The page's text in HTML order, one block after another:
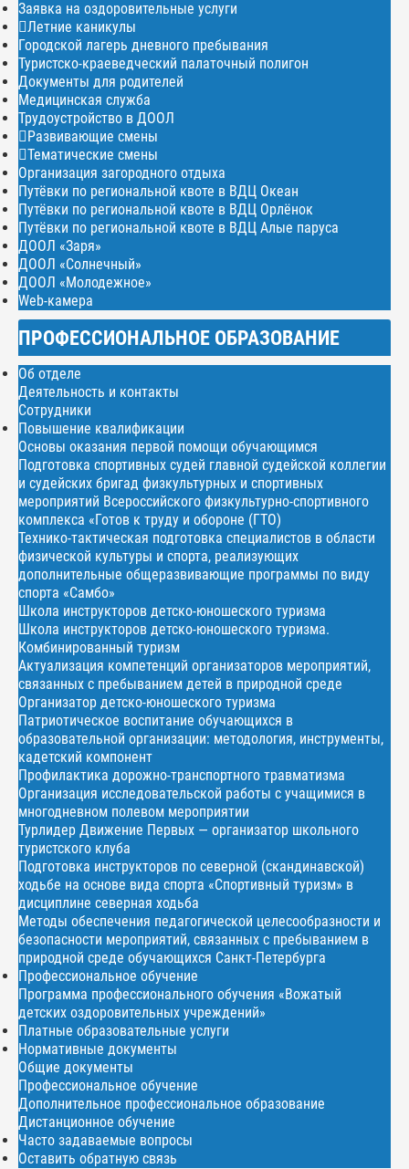
Заявка на оздоровительные услуги
Летние каникулы
Городской лагерь дневного пребывания
Туристско-краеведческий палаточный полигон
Документы для родителей
Медицинская служба
Трудоустройство в ДООЛ
Развивающие смены
Тематические смены
Организация загородного отдыха
Путёвки по региональной квоте в ВДЦ Океан
Путёвки по региональной квоте в ВДЦ Орлёнок
Путёвки по региональной квоте в ВДЦ Алые паруса
ДООЛ «Заря»
ДООЛ «Солнечный»
ДООЛ «Молодежное»
Web-камера
ПРОФЕССИОНАЛЬНОЕ ОБРАЗОВАНИЕ
Об отделе
Деятельность и контакты
Сотрудники
Повышение квалификации
Основы оказания первой помощи обучающимся
Подготовка спортивных судей главной судейской коллегии
и судейских бригад физкультурных и спортивных
мероприятий Всероссийского физкультурно-спортивного
комплекса «Готов к труду и обороне (ГТО)
Технико-тактическая подготовка специалистов в области
физической культуры и спорта, реализующих
дополнительные общеразвивающие программы по виду
спорта «Самбо»
Школа инструкторов детско-юношеского туризма
Школа инструкторов детско-юношеского туризма.
Комбинированный туризм
Актуализация компетенций организаторов мероприятий,
связанных с пребыванием детей в природной среде
Организатор детско-юношеского туризма
Патриотическое воспитание обучающихся в
образовательной организации: методология, инструменты,
кадетский компонент
Профилактика дорожно-транспортного травматизма
Организация исследовательской работы с учащимися в
многодневном полевом мероприятии
Турлидер Движение Первых — организатор школьного
туристского клуба
Подготовка инструкторов по северной (скандинавской)
ходьбе на основе вида спорта «Спортивный туризм» в
дисциплине северная ходьба
Методы обеспечения педагогической целесообразности и
безопасности мероприятий, связанных с пребыванием в
природной среде обучающихся Санкт-Петербурга
Профессиональное обучение
Программа профессионального обучения «Вожатый
детских оздоровительных учреждений»
Платные образовательные услуги
Нормативные документы
Общие документы
Профессиональное обучение
Дополнительное профессиональное образование
Дистанционное обучение
Часто задаваемые вопросы
Оставить обратную связь